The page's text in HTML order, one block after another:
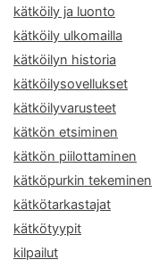
kätköily ja luonto
kätköily ulkomailla
kätköilyn historia
kätköilysovellukset
kätköilyvarusteet
kätkön etsiminen
kätkön piilottaminen
kätköpurkin tekeminen
kätkötarkastajat
kätkötyypit
kilpailut